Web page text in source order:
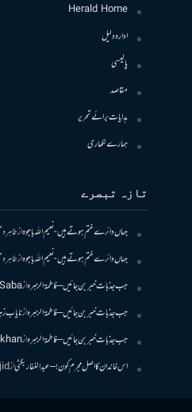
Herald Home
ادارہ دلیل
پالیسی
مقاصد
ہدایات برائے تحریر
ہمارے لکھاری
تازہ تبصرے
جہاں دائرے ختم ہوتے ہیں- نعیم اللہ باجوہاز
جہاں دائرے ختم ہوتے ہیں- نعیم اللہ باجوہاز
جب جذبات خبر بن جائیں – فاطمۃالزہرہازSaba
جب جذبات خبر بن جائیں – فاطمۃالزہرہازنایاب
جب جذبات خبر بن جائیں – فاطمۃالزہرہاز
اس خاندان کا اصل مجرم کون! – عبدالغفار بگٹیاز